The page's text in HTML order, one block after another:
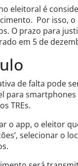
eleitoral é
Por isso,
O prazo para
em 5 de
de falta pode
para smartphones
TREs.
o app, o eleitor
selecionar o